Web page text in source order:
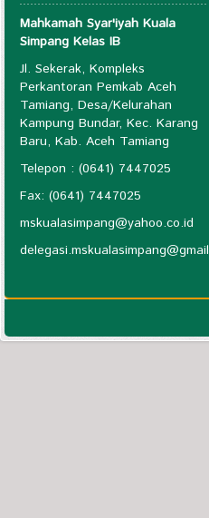
Mahkamah Syar'iyah Kuala
Simpang Kelas IB
Jl. Sekerak, Kompleks
Perkantoran Pemkab Aceh
Tamiang, Desa/Kelurahan
Kampung Bundar, Kec. Karang
Baru, Kab. Aceh Tamiang
Telepon : (0641) 7447025
Fax: (0641) 7447025
mskualasimpang@yahoo.co.id